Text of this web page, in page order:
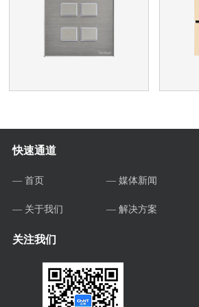
快速通道
— 首页 — 媒体新闻
— 关于我们 — 解决方案
关注我们